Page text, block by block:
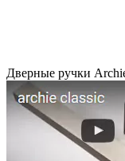
Дверные ручки